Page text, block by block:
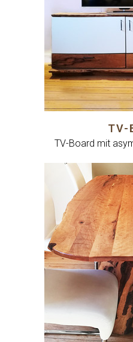
TV-
TV-Board mit